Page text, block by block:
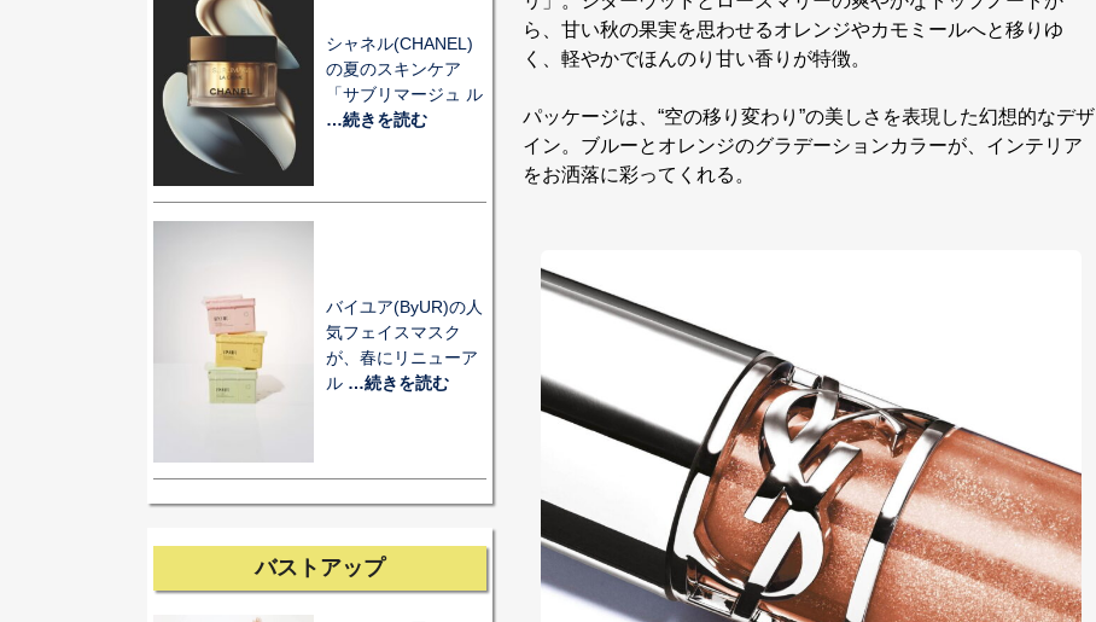
シャネル(CHANEL)
の夏のスキンケア
「サブリマージュ ル
…続きを読む
バイユア(ByUR)の人
気フェイスマスク
が、春にリニューア
ル …続きを読む
バストアップ
ら、甘い秋の果実を思わせるオレンジやカモミールへと移りゆ
く、軽やかでほんのり甘い香りが特徴。
パッケージは、“空の移り変わり”の美しさを表現した幻想的なデザ
イン。ブルーとオレンジのグラデーションカラーが、インテリア
をお洒落に彩ってくれる。